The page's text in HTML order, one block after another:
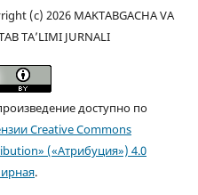
(c) 2026 MAKTABGACHA VA
TA’LIMI JURNALI
доступно по
Creative Commons
(«Атрибуция») 4.0
.